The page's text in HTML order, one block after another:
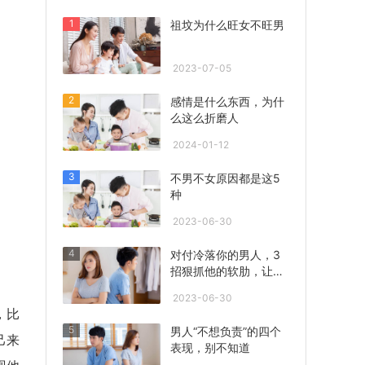
比
来
1 祖坟为什么旺女不旺男
2023-07-05
2
感情是什么东西，为什
么这么折磨人
2024-01-12
3
不男不女原因都是这5
种
2023-06-30
4
对付冷落你的男人，3
招狠抓他的软肋，让他
2023-06-30
5
男人“不想负责”的四个
表现，别不知道